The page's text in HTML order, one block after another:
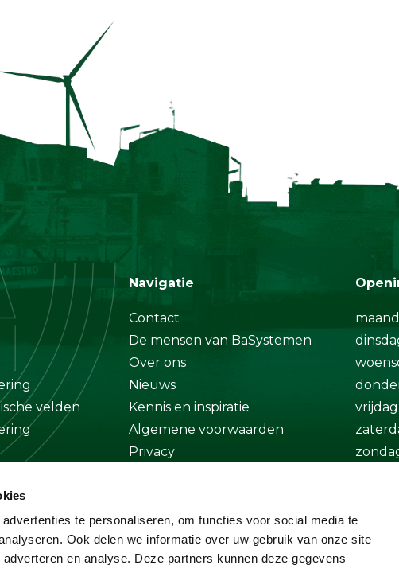
te personaliseren, om functies voor social media te
Ook delen we informatie over uw gebruik van onze site
en analyse. Deze partners kunnen deze gegevens
velden
Navigatie
Contact
De mensen van BaSystemen
Over ons
Nieuws
Kennis en inspiratie
Algemene voorwaarden
Privacy
Bij
+31